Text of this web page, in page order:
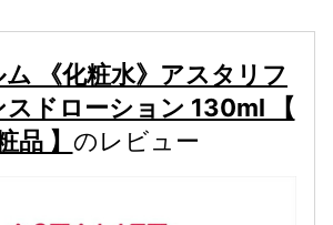
《化粧水》アスタリフ
スドローション 130ml 【
品 】 のレビュー